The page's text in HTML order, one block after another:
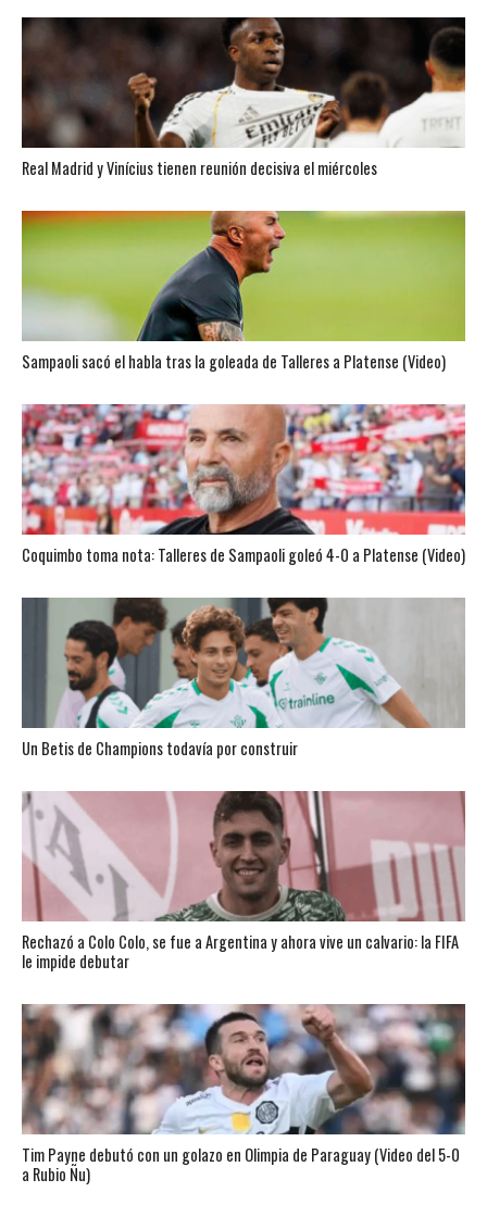
Real Madrid y Vinícius tienen reunión decisiva el miércoles
Sampaoli sacó el habla tras la goleada de Talleres a Platense (Video)
Coquimbo toma nota: Talleres de Sampaoli goleó 4-0 a Platense (Video)
Un Betis de Champions todavía por construir
Rechazó a Colo Colo, se fue a Argentina y ahora vive un calvario: la FIFA
le impide debutar
Tim Payne debutó con un golazo en Olimpia de Paraguay (Video del 5-0
a Rubio Ñu)